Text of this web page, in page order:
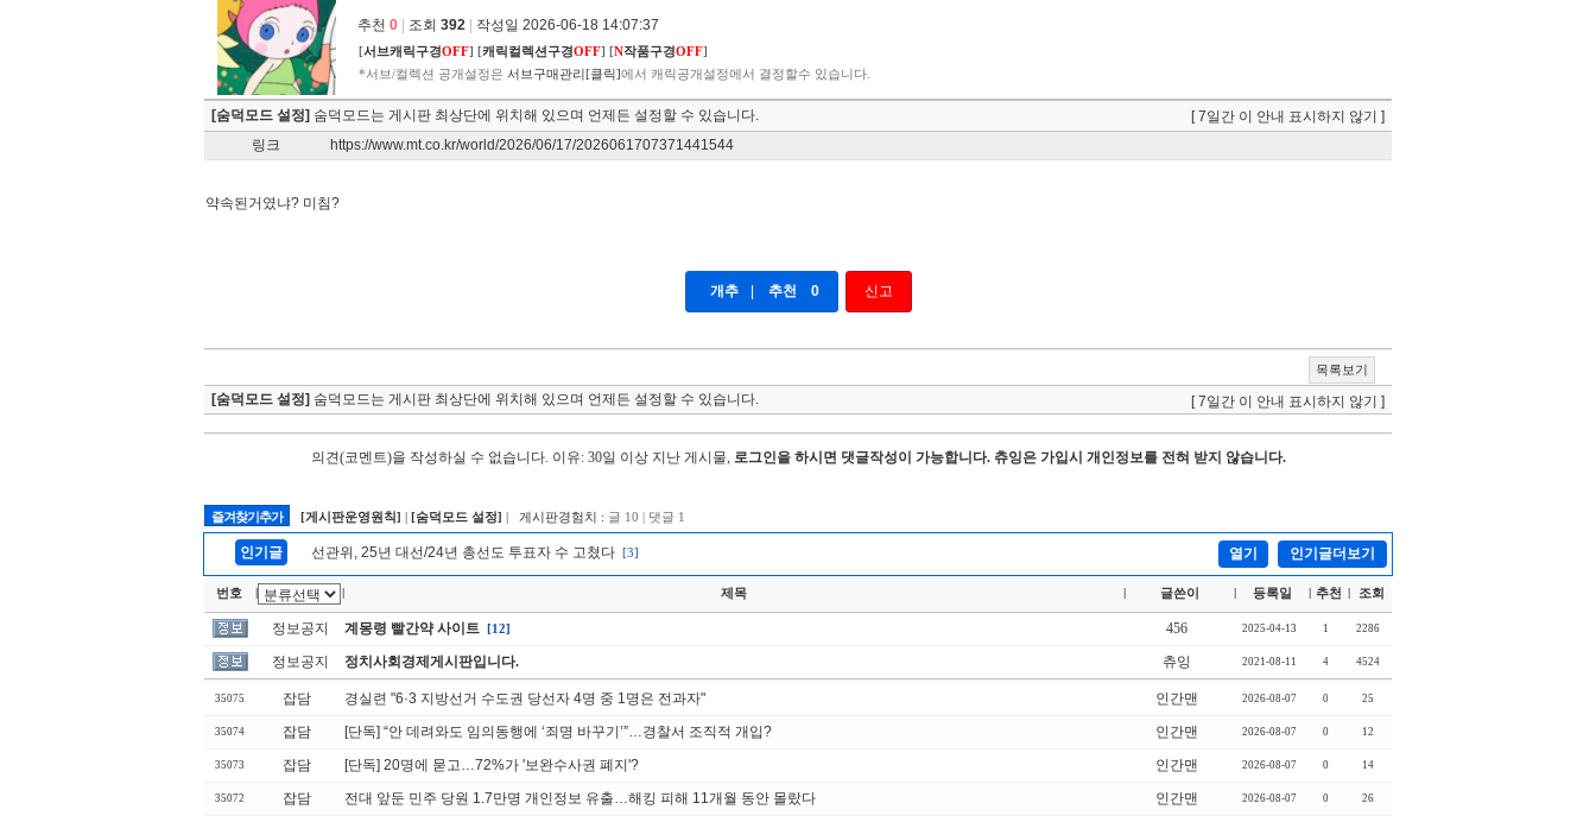
추천 0 조회 392 작성일 2026-06-18 14:07:37
[서브캐릭구경OFF] [캐릭컬렉션구경OFF] [N작품구경OFF]
*서브/컬렉션 공개설정은 서브구매관리[클릭]에서 캐릭공개설정에서 결정할수 있습니다.
[숨덕모드 설정] 숨덕모드는 게시판 최상단에 위치해 있으며 언제든 설정할 수 있습니다.
[ 7일간 이 안내 표시하지 않기 ]
링크
https://www.mt.co.kr/world/2026/06/17/2026061707371441544
약속된거였냐? 미침?
개추 추천 0 신고
목록보기
[숨덕모드 설정] 숨덕모드는 게시판 최상단에 위치해 있으며 언제든 설정할 수 있습니다. [ 7일간 이 안내 표시하지 않기 ]
의견(코멘트)을 작성하실 수 없습니다. 이유: 30일 이상 지난 게시물, 로그인을 하시면 댓글작성이 가능합니다. 츄잉은 가입시 개인정보를 전혀 받지 않습니다.
즐겨찾기추가 [게시판운영원칙] | [숨덕모드 설정] | 게시판경험치 : 글 10 | 댓글 1
인기글 선관위, 25년 대선/24년 총선도 투표자 수 고쳤다 [3] 열기 인기글더보기
번호 제목 글쓴이 등록일 추천 조회
정보공지 계몽령 빨간약 사이트 [12] 456 2025-04-13 1 2286
정보공지 정치사회경제게시판입니다. 츄잉 2021-08-11 4 4524
35075 잡담 경실련 "6·3 지방선거 수도권 당선자 4명 중 1명은 전과자" 인간맨 2026-08-07 0 25
35074 잡담 [단독] “안 데려와도 임의동행에 ‘죄명 바꾸기’”…경찰서 조직적 개입? 인간맨 2026-08-07 0 12
35073 잡담 [단독] 20명에 묻고…72%가 '보완수사권 폐지'? 인간맨 2026-08-07 0 14
35072 잡담 전대 앞둔 민주 당원 1.7만명 개인정보 유출…해킹 피해 11개월 동안 몰랐다 인간맨 2026-08-07 0 26